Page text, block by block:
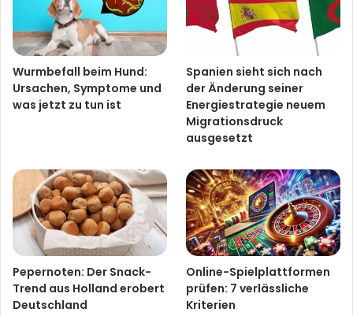
Wurmbefall beim Hund:
Ursachen, Symptome und
was jetzt zu tun ist
Spanien sieht sich nach
der Änderung seiner
Energiestrategie neuem
Migrationsdruck
ausgesetzt
Pepernoten: Der Snack-
Trend aus Holland erobert
Deutschland
Online-Spielplattformen
prüfen: 7 verlässliche
Kriterien